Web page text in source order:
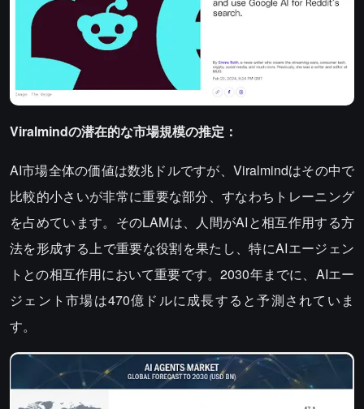
Viralmindの潜在的な市場規模の推定：
AI市場全体の価値は数兆ドルですが、Viralmindはその中で
比較的小さいが非常に重要な部分、すなわちトレーニング
を占めています。そのLAMは、人間がAIと相互作用する方
法を形成する上で重要な役割を果たし、特にAIエージェン
トとの相互作用において重要です。2030年までに、AIエー
ジェント市場は470億ドルに成長すると予測されていま
す。